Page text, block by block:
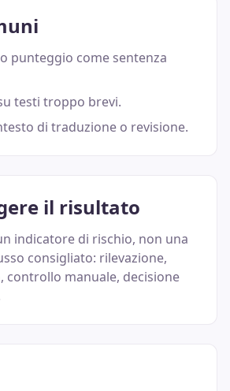
punteggio come sentenza
testi troppo brevi.
di traduzione o revisione.
il risultato
indicatore di rischio, non una
consigliato: rilevazione,
controllo manuale, decisione